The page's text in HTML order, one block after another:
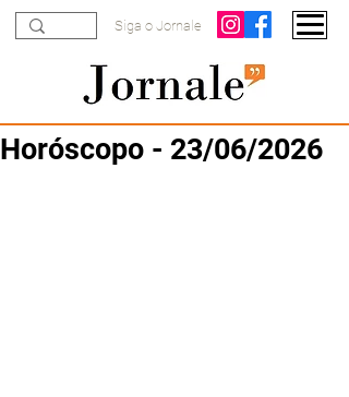
Siga o Jornale
Horóscopo - 23/06/2026